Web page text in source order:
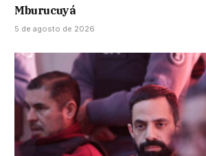
Mburucuyá
5 de agosto de 2026